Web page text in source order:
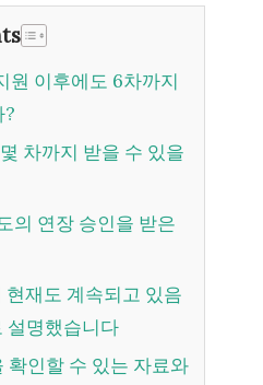
?
설명했습니다